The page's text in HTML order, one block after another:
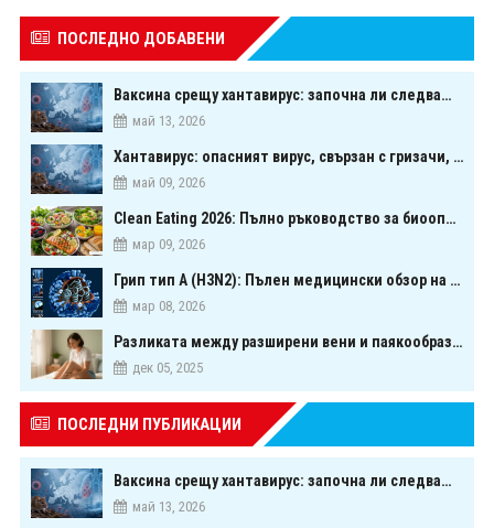
ПОСЛЕДНО ДОБАВЕНИ
Ваксина срещу хантавирус: започна ли следващата голяма надпревара в медицината?
май 13, 2026
Хантавирус: опасният вирус, свързан с гризачи, който предизвика тревога в Европа
май 09, 2026
Clean Eating 2026: Пълно ръководство за биооптимизация чрез хранене
мар 09, 2026
Грип тип A (H3N2): Пълен медицински обзор на сезонния щам през 2026 г.
мар 08, 2026
Разликата между разширени вени и паякообразни вени - и как наистина можете да ги предотвратите
дек 05, 2025
ПОСЛЕДНИ ПУБЛИКАЦИИ
Ваксина срещу хантавирус: започна ли следващата голяма надпревара в медицината?
май 13, 2026